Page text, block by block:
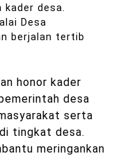
kader desa.
Desa
berjalan tertib
honor kader
desa
serta
tingkat desa.
meringankan